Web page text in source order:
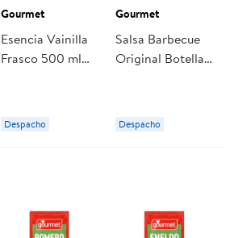
Gourmet
Esencia Vainilla
Frasco 500 ml
Despacho
Gourmet
Salsa Barbecue
Original Botella
Despacho